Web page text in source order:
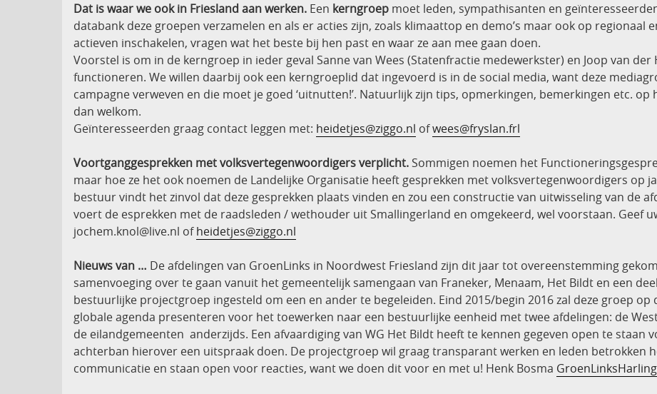
Dat is waar we ook in Friesland aan werken. Een kerngroep moet leden, sympathisanten en
databank deze groepen verzamelen en als er acties zijn, zoals klimaattop en demo’s maar ook op regionaal
actieven inschakelen, vragen wat het beste bij hen past en waar ze aan mee gaan doen.
Voorstel is om in de kerngroep in ieder geval Sanne van Wees (Statenfractie medewerkster) en Joop van
functioneren. We willen daarbij ook een kerngroeplid dat ingevoerd is in de social media, want deze
campagne verweven en die moet je goed ‘uitnutten!’. Natuurlijk zijn tips, opmerkingen, bemerkingen etc. op
dan welkom.
Geïnteresseerden graag contact leggen met: heidetjes@ziggo.nl ofwees@fryslan.frl
Voortganggesprekken met volksvertegenwoordigers verplicht. Sommigen noemen het
maar hoe ze het ook noemen de Landelijke Organisatie heeft gesprekken met volksvertegenwoordigers op
bestuur vindt het zinvol dat deze gesprekken plaats vinden en zou een constructie van uitwisseling van de
voert de esprekken met de raadsleden / wethouder uit Smallingerland en omgekeerd, wel voorstaan. Geef
jochem.knol@live.nl ofheidetjes@ziggo.nl
Nieuws van … De afdelingen van GroenLinks in Noordwest Friesland zijn dit jaar tot overeenstemming
samenvoeging over te gaan vanuit het gemeentelijk samengaan van Franeker, Menaam, Het Bildt en een
bestuurlijke projectgroep ingesteld om een en ander te begeleiden. Eind 2015/begin 2016 zal deze groep
globale agenda presenteren voor het toewerken naar een bestuurlijke eenheid met twee afdelingen: de
de eilandgemeenten anderzijds. Een afvaardiging van WG Het Bildt heeft te kennen gegeven open te staan
achterban hierover een uitspraak doen. De projectgroep wil graag transparant werken en leden betrokken
communicatie en staan open voor reacties, want we doen dit voor en met u! Henk Bosma